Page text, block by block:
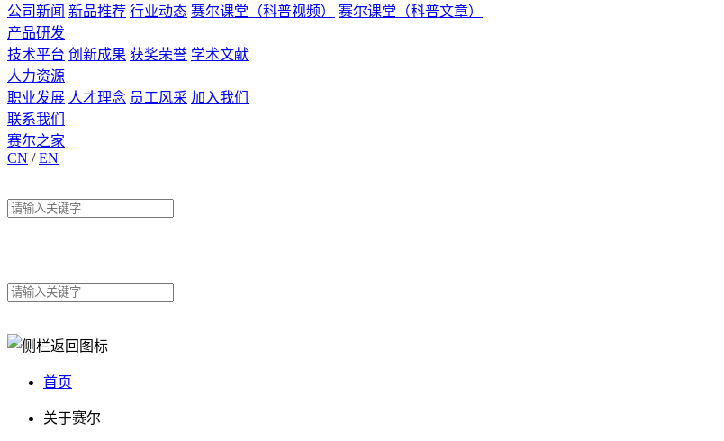
公司新闻 新品推荐 行业动态 赛尔课堂（科普视频）
赛尔课堂（科普文章）
产品研发
技术平台 创新成果 获奖荣誉 学术文献
人力资源
职业发展 人才理念 员工风采 加入我们
联系我们
赛尔之家
CN /EN
首页
关于赛尔